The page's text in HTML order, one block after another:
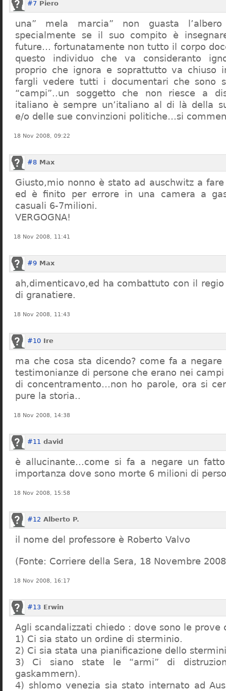
#7 Piero
una” mela marcia” non guasta
specialmente se il suo compito è
future… fortunatamente non tutto il corpo
questo individuo che va consideranto
proprio che ignora e soprattutto va chiuso
fargli vedere tutti i documentari che sono
“campi”..un soggetto che non riesce a
italiano è sempre un’italiano al di là della
e/o delle sue convinzioni politiche…si
18 Nov 2008, 09:22
#8 Max
Giusto,mio nonno è stato ad auschwitz a
ed è finito per errore in una camera a
casuali 6-7milioni.
VERGOGNA!
18 Nov 2008, 11:41
#9 Max
ah,dimenticavo,ed ha combattuto con il
di granatiere.
18 Nov 2008, 11:43
#10 Ire
ma che cosa sta dicendo? come fa a
testimonianze di persone che erano nei campi
di concentramento…non ho parole, ora si
pure la storia..
18 Nov 2008, 14:38
#11 david
è allucinante…come si fa a negare un
importanza dove sono morte 6 milioni di
18 Nov 2008, 15:58
#12 Alberto P.
il nome del professore è Roberto Valvo
(Fonte: Corriere della Sera, 18 Novembre
18 Nov 2008, 16:17
#13 Erwin
Agli scandalizzati chiedo : dove sono le prove
1) Ci sia stato un ordine di sterminio.
2) Ci sia stata una pianificazione dello
3) Ci siano state le “armi” di
gaskammern).
4) shlomo venezia sia stato internato ad